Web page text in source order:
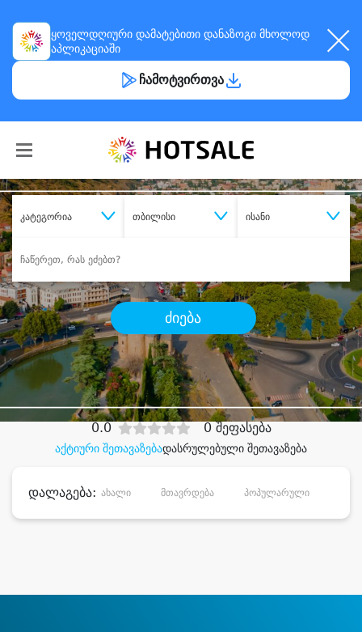
ყოველდღიური დამატებითი დანაზოგი მხოლოდ
აპლიკაციაში
ჩამოტვირთვა
კატეგორია თბილისი ისანი
ძიება
შეიძინესასურველი მომსახურება
დიდი დანაზოგით
აქტიური შეთავაზებადასრულებული შეთავაზება
0.0 0 შეფასება
დალაგება: ახალი მთავრდება პოპულარული